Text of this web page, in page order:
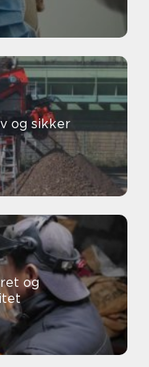
og sikker